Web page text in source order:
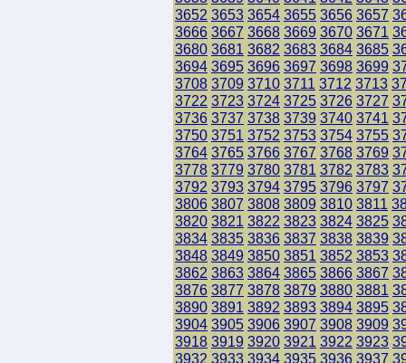
3652 3653 3654 3655 3656 3657
3666 3667 3668 3669 3670 3671
3680 3681 3682 3683 3684 3685
3694 3695 3696 3697 3698 3699
3708 3709 3710 3711 3712 3713
3722 3723 3724 3725 3726 3727
3736 3737 3738 3739 3740 3741
3750 3751 3752 3753 3754 3755
3764 3765 3766 3767 3768 3769
3778 3779 3780 3781 3782 3783
3792 3793 3794 3795 3796 3797
3806 3807 3808 3809 3810 3811
3820 3821 3822 3823 3824 3825
3834 3835 3836 3837 3838 3839
3848 3849 3850 3851 3852 3853
3862 3863 3864 3865 3866 3867
3876 3877 3878 3879 3880 3881
3890 3891 3892 3893 3894 3895
3904 3905 3906 3907 3908 3909
3918 3919 3920 3921 3922 3923
3932 3933 3934 3935 3936 3937